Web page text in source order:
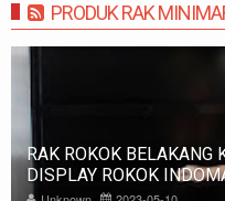
PRODUK RAK
RAK ROKOK BELAKANG
DISPLAY ROKOK